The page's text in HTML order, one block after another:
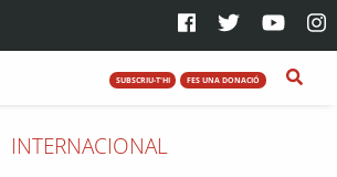
SUBSCRIU-T'HI FES UNA DONACIÓ
INTERNACIONAL